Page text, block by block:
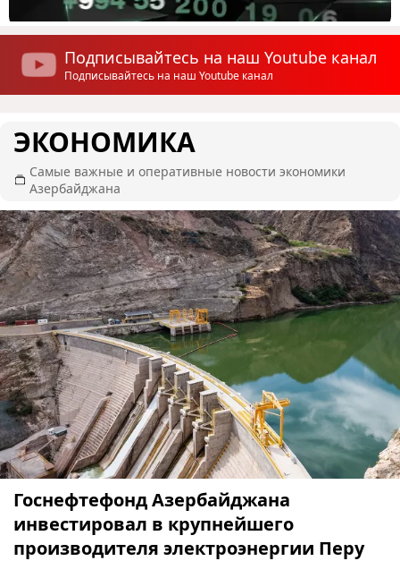
Подписывайтесь на наш Youtube канал
Подписывайтесь на наш Youtube канал
ЭКОНОМИКА
Самые важные и оперативные новости экономики
Азербайджана
Госнефтефонд Азербайджана
инвестировал в крупнейшего
производителя электроэнергии Перу